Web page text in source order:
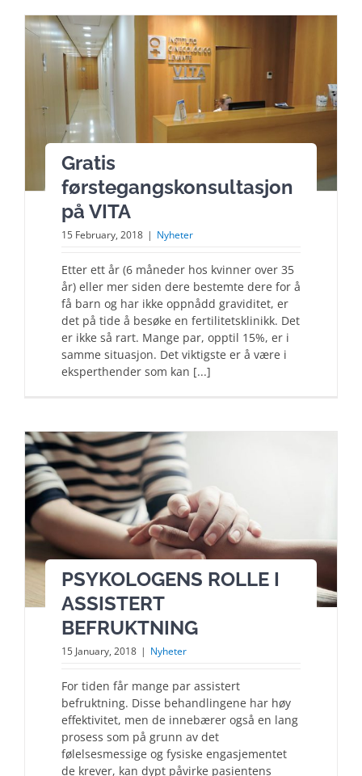
Gratis
førstegangskonsultasjon
på VITA
15 February, 2018 | Nyheter
Etter ett år (6 måneder hos kvinner over 35
år) eller mer siden dere bestemte dere for å
få barn og har ikke oppnådd graviditet, er
det på tide å besøke en fertilitetsklinikk. Det
er ikke så rart. Mange par, opptil 15%, er i
samme situasjon. Det viktigste er å være i
eksperthender som kan [...]
PSYKOLOGENS ROLLE I
ASSISTERT
BEFRUKTNING
15 January, 2018 | Nyheter
For tiden får mange par assistert
befruktning. Disse behandlingene har høy
effektivitet, men de innebærer også en lang
prosess som på grunn av det
følelsesmessige og fysiske engasjementet
de krever, kan dypt påvirke pasientens